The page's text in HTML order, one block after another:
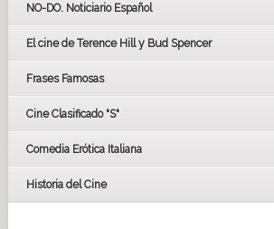
BAFTA
FESTIVAL DE HUELVA 2019
FESTIVAL DE CINE DE SEVILLA 2019
NO-DO. Noticiario Español
El cine de Terence Hill y Bud Spencer
Frases Famosas
Cine Clasificado "S"
Comedia Erótica Italiana
Historia del Cine